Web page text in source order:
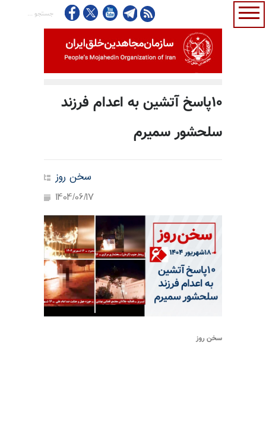
۱۰پاسخ آتشین به اعدام فرزند
سلحشور سمیرم
سخن روز
1404/06/17
سخن روز